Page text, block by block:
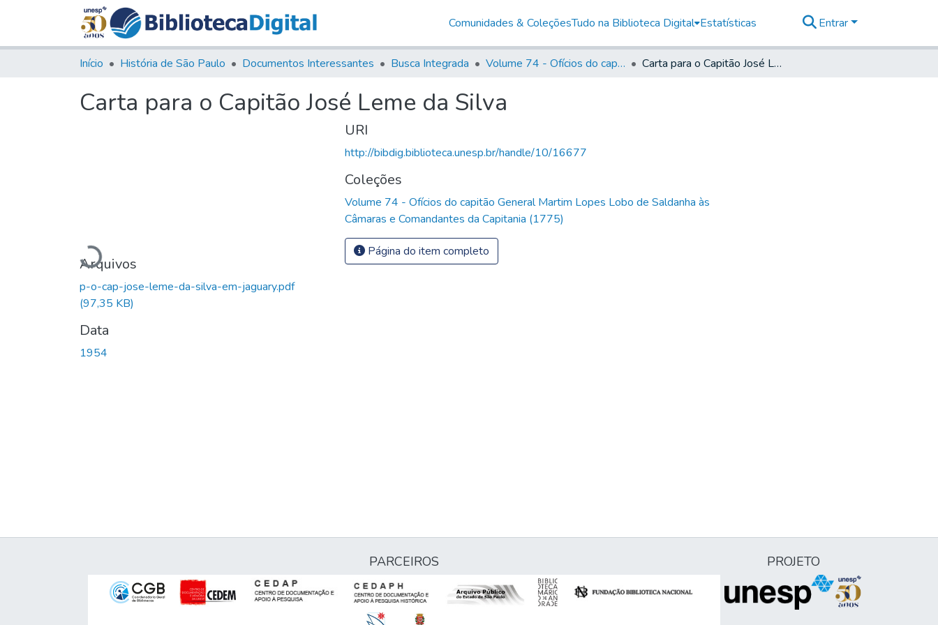
Comunidades & ColeçõesTudo na Biblioteca Digital Estatísticas Entrar
Início História de São Paulo Documentos Interessantes Busca Integrada Volume 74 - Ofícios do capitão General Martim Lopes Lobo de Saldanha às Câmaras e Comandantes da Capitania (1775) Carta para o Capitão José Leme da Silva
Carta para o Capitão José Leme da Silva
Carregando...
Arquivos
p-o-cap-jose-leme-da-silva-em-jaguary.pdf
(97,35 KB)
Data
1954
URI
http://bibdig.biblioteca.unesp.br/handle/10/16677
Coleções
Volume 74 - Ofícios do capitão General Martim Lopes Lobo de Saldanha às
Câmaras e Comandantes da Capitania (1775)
Página do item completo
PARCEIROS PROJETO